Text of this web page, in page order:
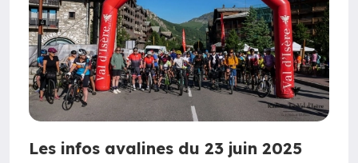
Les infos avalines du 23 juin 2025